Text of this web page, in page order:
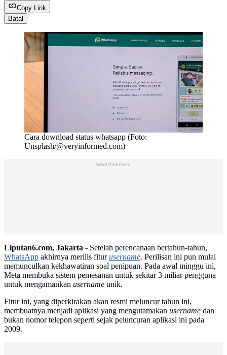
Copy Link
Batal
Cara download status whatsapp (Foto:
Unsplash/@veryinformed.com)
Advertisement
Liputan6.com, Jakarta - Setelah perencanaan bertahun-tahun,
WhatsApp akhirnya merilis fiturusername. Perilisan ini pun mulai
memunculkan kekhawatiran soal penipuan. Pada awal minggu ini,
Meta membuka sistem pemesanan untuk sekitar 3 miliar pengguna
untuk mengamankan username unik.
Fitur ini, yang diperkirakan akan resmi meluncur tahun ini,
membuatnya menjadi aplikasi yang mengutamakan username dan
bukan nomor telepon seperti sejak peluncuran aplikasi ini pada
2009.